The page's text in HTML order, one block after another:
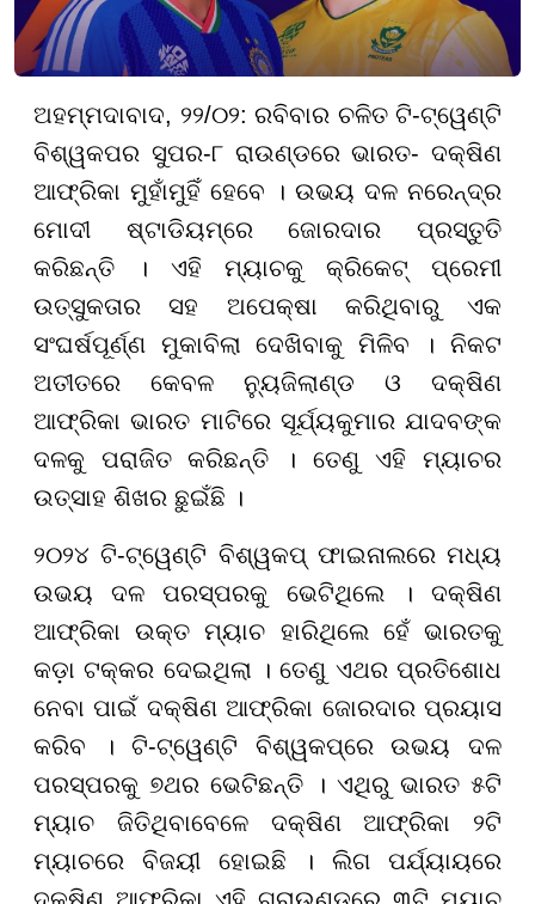
ଅହମ୍ମଦାବାଦ, ୨୨/୦୨: ରବିବାର ଚଳିତ ଟି-ଟ୍ୱେଣ୍ଟି
ବିଶ୍ୱକପର ସୁପର-୮ ରାଉଣ୍ଡରେ ଭାରତ- ଦକ୍ଷିଣ
ଆଫ୍ରିକା ମୁହାଁମୁହିଁ ହେବେ । ଉଭୟ ଦଳ ନରେନ୍ଦ୍ର
ମୋଦୀ ଷ୍ଟାଡିୟମ୍ରେ ଜୋରଦାର ପ୍ରସ୍ତୁତି
କରିଛନ୍ତି । ଏହି ମ୍ୟାଚକୁ କ୍ରିକେଟ୍ ପ୍ରେମୀ
ଉତ୍ସୁକତାର ସହ ଅପେକ୍ଷା କରିଥିବାରୁ ଏକ
ସଂଘର୍ଷପୂର୍ଣ୍ଣ ମୁକାବିଲା ଦେଖିବାକୁ ମିଳିବ । ନିକଟ
ଅତୀତରେ କେବଳ ନ୍ୟୁଜିଲାଣ୍ଡ ଓ ଦକ୍ଷିଣ
ଆଫ୍ରିକା ଭାରତ ମାଟିରେ ସୂର୍ଯ୍ୟକୁମାର ଯାଦବଙ୍କ
ଦଳକୁ ପରାଜିତ କରିଛନ୍ତି । ତେଣୁ ଏହି ମ୍ୟାଚର
ଉତ୍ସାହ ଶିଖର ଛୁଇଁଛି ।
୨୦୨୪ ଟି-ଟ୍ୱେଣ୍ଟି ବିଶ୍ୱକପ୍ ଫାଇନାଲରେ ମଧ୍ୟ
ଉଭୟ ଦଳ ପରସ୍ପରକୁ ଭେଟିଥିଲେ । ଦକ୍ଷିଣ
ଆଫ୍ରିକା ଉକ୍ତ ମ୍ୟାଚ ହାରିଥିଲେ ହେଁ ଭାରତକୁ
କଡ଼ା ଟକ୍କର ଦେଇଥିଲା । ତେଣୁ ଏଥର ପ୍ରତିଶୋଧ
ନେବା ପାଇଁ ଦକ୍ଷିଣ ଆଫ୍ରିକା ଜୋରଦାର ପ୍ରୟାସ
କରିବ । ଟି-ଟ୍ୱେଣ୍ଟି ବିଶ୍ୱକପ୍ରେ ଉଭୟ ଦଳ
ପରସ୍ପରକୁ ୭ଥର ଭେଟିଛନ୍ତି । ଏଥିରୁ ଭାରତ ୫ଟି
ମ୍ୟାଚ ଜିତିଥିବାବେଳେ ଦକ୍ଷିଣ ଆଫ୍ରିକା ୨ଟି
ମ୍ୟାଚରେ ବିଜୟୀ ହୋଇଛି । ଲିଗ ପର୍ଯ୍ୟାୟରେ